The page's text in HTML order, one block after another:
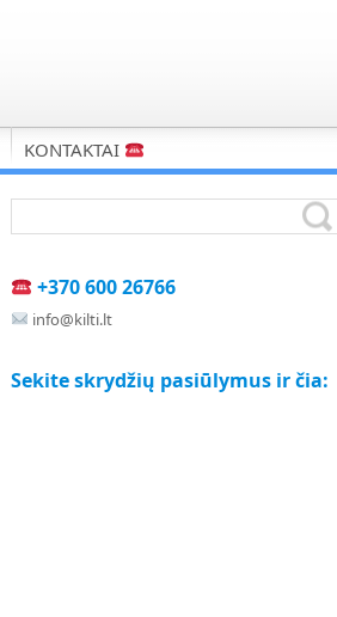
KONTAKTAI
+370 600 26766
info@kilti.lt
Sekite skrydžių pasiūlymus ir čia: